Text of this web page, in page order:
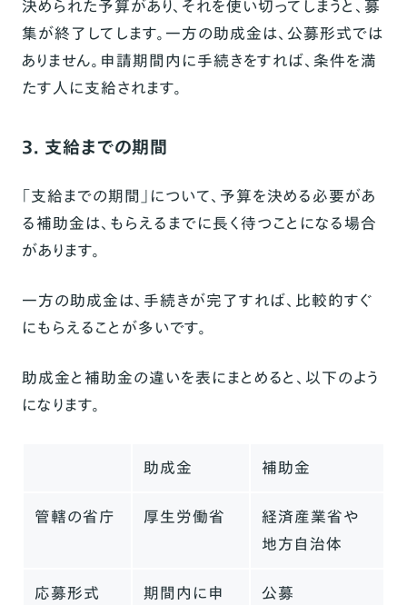
決められた予算があり、それを使い切ってしまうと、募
集が終了してします。一方の助成金は、公募形式では
ありません。申請期間内に手続きをすれば、条件を満
たす人に支給されます。
3. 支給までの期間
「支給までの期間」について、予算を決める必要があ
る補助金は、もらえるまでに長く待つことになる場合
があります。
一方の助成金は、手続きが完了すれば、比較的すぐ
にもらえることが多いです。
助成金と補助金の違いを表にまとめると、以下のよう
になります。
助成金 補助金
管轄の省庁 厚生労働省
経済産業省や
地方自治体
応募形式
期間内に申
公募